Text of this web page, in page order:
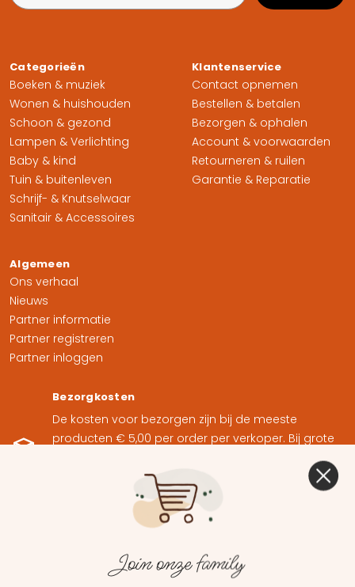
Categorieën
Boeken & muziek
Wonen & huishouden
Schoon & gezond
Lampen & Verlichting
Baby & kind
Tuin & buitenleven
Schrijf- & Knutselwaar
Sanitair & Accessoires
Klantenservice
Contact opnemen
Bestellen & betalen
Bezorgen & ophalen
Account & voorwaarden
Retourneren & ruilen
Garantie & Reparatie
Algemeen
Ons verhaal
Nieuws
Partner informatie
Partner registreren
Partner inloggen
Bezorgkosten
De kosten voor bezorgen zijn bij de meeste
producten € 5,00 per order per verkoper. Bij grote
producten kan het zijn dat deze alleen afgehaald
kunnen worden op locatie of in overleg
thuisbezorgd kunnen worden.
Neem contact op met de klantenservice van
betreffende verkoper.
Join onze family